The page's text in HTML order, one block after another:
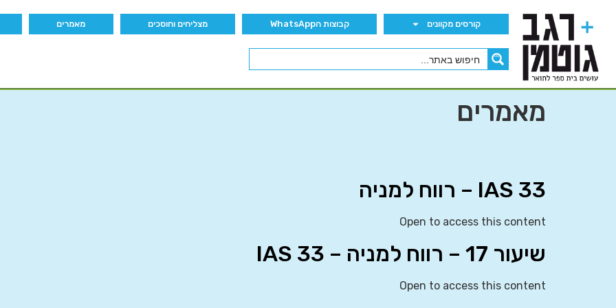
קורסים מקוונים קבוצות הWhatsApp מצליחים וחוסכים מאמרים
מאמרים
IAS 33 – רווח למניה
Open to access this content
שיעור 17 – רווח למניה – IAS 33
Open to access this content